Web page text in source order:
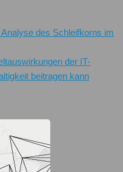
des Schleifkorns im
der IT-
beitragen kann